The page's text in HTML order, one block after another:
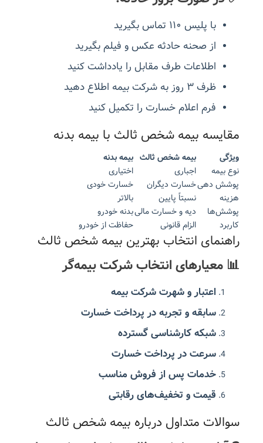
با پلیس ۱۱۰ تماس بگیرید
از صحنه حادثه عکس و فیلم بگیرید
اطلاعات طرف مقابل را یادداشت کنید
ظرف ۳ روز به شرکت بیمه اطلاع دهید
فرم اعلام خسارت را تکمیل کنید
مقایسه بیمه شخص ثالث با بیمه بدنه
ویژگی بیمه شخص ثالث بیمه بدنه
نوع بیمه
اجباری
اختیاری
پوشش دهیخسارت دیگران
خسارت خودی
هزینه
نسبتاً پایین
بالاتر
پوشش‌ها
دیه و خسارت مالیبدنه خودرو
کاربرد
الزام قانونی حفاظت از خودرو
راهنمای انتخاب بهترین بیمه شخص ثالث
📊 معیارهای انتخاب شرکت بیمه‌گر
اعتبار و شهرت شرکت بیمه
سابقه و تجربه در پرداخت خسارت
شبکه کارشناسی گسترده
سرعت در پرداخت خسارت
خدمات پس از فروش مناسب
قیمت و تخفیف‌های رقابتی
سوالات متداول درباره بیمه شخص ثالث